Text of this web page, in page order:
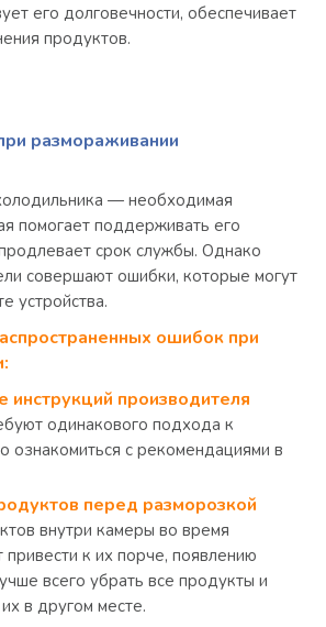
его долговечности, обеспечивает
продуктов.
размораживании
— необходимая
помогает поддерживать его
срок службы. Однако
совершают ошибки, которые могут
устройства.
ошибок при
инструкций производителя
одинакового подхода к
ознакомиться с рекомендациями в
перед разморозкой
внутри камеры во время
к их порче, появлению
всего убрать все продукты и
в другом месте.